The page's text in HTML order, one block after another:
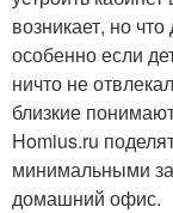
возникает, но
особенно если
ничто не
близкие
Homius.ru
минимальными
домашний офис.